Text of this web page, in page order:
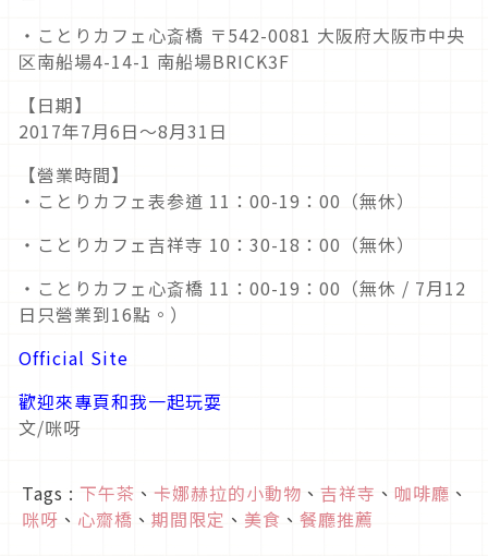
・ことりカフェ心斎橋 〒542-0081 大阪府大阪市中央
区南船場4-14-1 南船場BRICK3F
【日期】
2017年7月6日～8月31日
【營業時間】
・ことりカフェ表参道 11：00-19：00（無休）
・ことりカフェ吉祥寺 10：30-18：00（無休）
・ことりカフェ心斎橋 11：00-19：00（無休 / 7月12
日只營業到16點。）
Official Site
歡迎來專頁和我一起玩耍
文/咪呀
Tags : 下午茶 、 卡娜赫拉的小動物 、 吉祥寺 、 咖啡廳 、
咪呀 、 心齋橋 、 期間限定 、 美食 、 餐廳推薦